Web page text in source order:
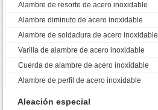
Alambre de resorte de acero inoxidable
Alambre diminuto de acero inoxidable
Alambre de soldadura de acero inoxidable
Varilla de alambre de acero inoxidable
Cuerda de alambre de acero inoxidable
Alambre de perfil de acero inoxidable
Aleación especial